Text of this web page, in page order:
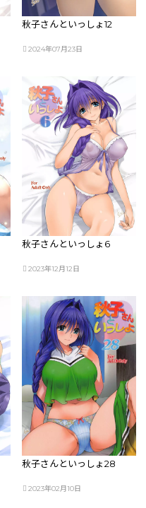
秋子さんといっしょ12
2024年07月23日
秋子さんといっしょ6
2023年12月12日
秋子さんといっしょ28
2023年02月10日